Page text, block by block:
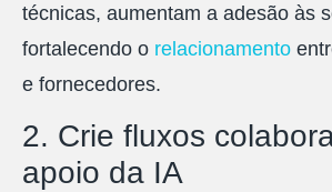
técnicas, aumentam a adesão às
fortalecendo o relacionamento
e fornecedores.
2. Crie fluxos
apoio da IA